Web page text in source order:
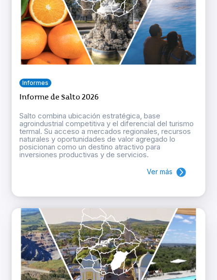
Informes
Informe de Salto 2026
Salto combina ubicación estratégica, base
agroindustrial competitiva y el diferencial del turismo
termal. Su acceso a mercados regionales, recursos
naturales y oportunidades de valor agregado lo
posicionan como un destino atractivo para
inversiones productivas y de servicios.
Ver más